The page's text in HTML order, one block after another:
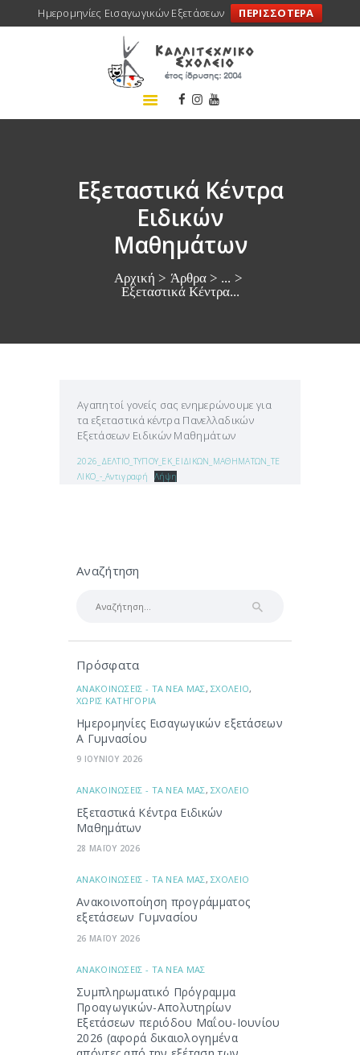
Ημερομηνίες Εισαγωγικών Εξετάσεων ΠΕΡΙΣΣΟΤΕΡΑ
Εξεταστικά Κέντρα
Ειδικών
Μαθημάτων
Αρχική Άρθρα
...
Εξεταστικά Κέντρα...
ΑΡΧΙΚΗ
ΠΡΟΓΡΑΜΜΑΤΑ
ΔΡΑΣΕΙΣ
ΜΕΤΑΚΙΝΗΣΕΙΣ
ΕΠΙΚΟΙΝΩΝΙΑ
Αγαπητοί γονείς σας ενημερώνουμε για
τα εξεταστικά κέντρα Πανελλαδικών
Εξετάσεων Ειδικών Μαθημάτων
2026_ΔΕΛΤΙΟ_ΤΥΠΟΥ_ΕΚ_ΕΙΔΙΚΩΝ_ΜΑΘΗΜΑΤΩΝ_ΤΕ
ΛΙΚΟ_-_Αντιγραφή
Λήψη
Αναζήτηση
Πρόσφατα
ΑΝΑΚΟΙΝΩΣΕΙΣ - ΤΑ ΝΕΑ ΜΑΣ,ΣΧΟΛΕΙΟ,
ΧΩΡΙΣ ΚΑΤΗΓΟΡΙΑ
Ημερομηνίες Εισαγωγικών εξετάσεων
Α Γυμνασίου
9 ΙΟΥΝΙΟΥ 2026
ΑΝΑΚΟΙΝΩΣΕΙΣ - ΤΑ ΝΕΑ ΜΑΣ,ΣΧΟΛΕΙΟ
Εξεταστικά Κέντρα Ειδικών
Μαθημάτων
28 ΜΑΪΟΥ 2026
ΑΝΑΚΟΙΝΩΣΕΙΣ - ΤΑ ΝΕΑ ΜΑΣ,ΣΧΟΛΕΙΟ
Ανακοινοποίηση προγράμματος
εξετάσεων Γυμνασίου
26 ΜΑΪΟΥ 2026
ΑΝΑΚΟΙΝΩΣΕΙΣ - ΤΑ ΝΕΑ ΜΑΣ
Συμπληρωματικό Πρόγραμμα
Προαγωγικών-Απολυτηρίων
Εξετάσεων περιόδου Μαΐου-Ιουνίου
2026 (αφορά δικαιολογημένα